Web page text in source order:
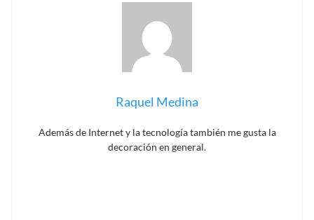
Raquel Medina
Además de Internet y la tecnología también me gusta la
decoración en general.